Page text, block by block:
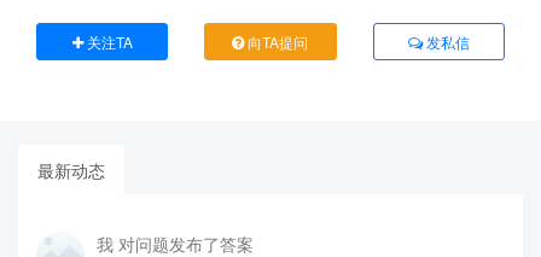
关注TA 向TA提问 发私信
最新动态
我 对问题发布了答案